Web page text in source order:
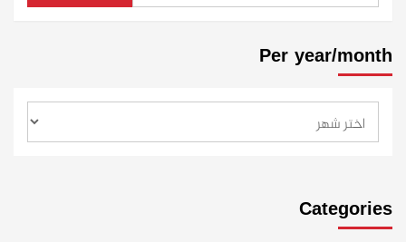
Per year/month
Categories